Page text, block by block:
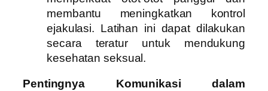
membantu meningkatkan kontrol
ejakulasi. Latihan ini dapat dilakukan
secara teratur untuk mendukung
kesehatan seksual.
Pentingnya Komunikasi dalam